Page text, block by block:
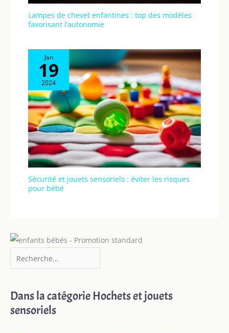
Lampes de chevet enfantines : top des modèles
favorisant l’autonomie
Jan
19
2024
Sécurité et jouets sensoriels : éviter les risques
pour bébé
Dans la catégorie Hochets et jouets
sensoriels